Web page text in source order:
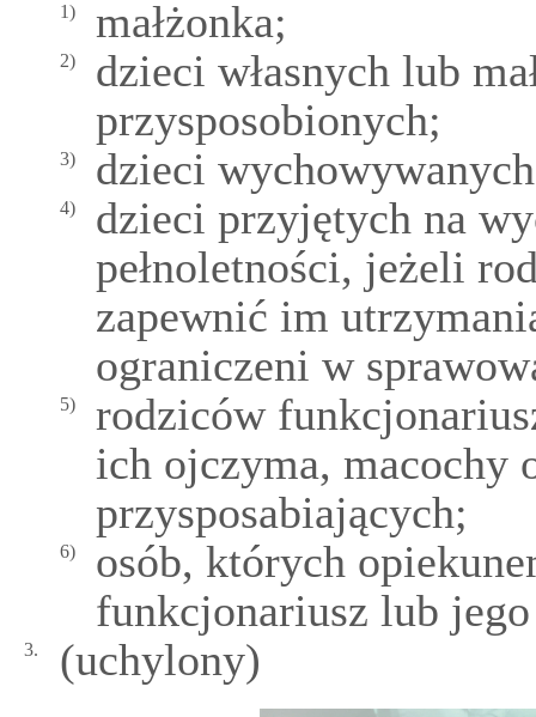
1) małżonka;
2)
dzieci własnych lub
przysposobionych;
3) dzieci
4)
dzieci przyjętych na
pełnoletności, jeżeli
zapewnić im
ograniczeni w
5)
rodziców
ich ojczyma, macochy
przysposabiających;
6)
osób, których
funkcjonariusz lub jego
3. (uchylony)